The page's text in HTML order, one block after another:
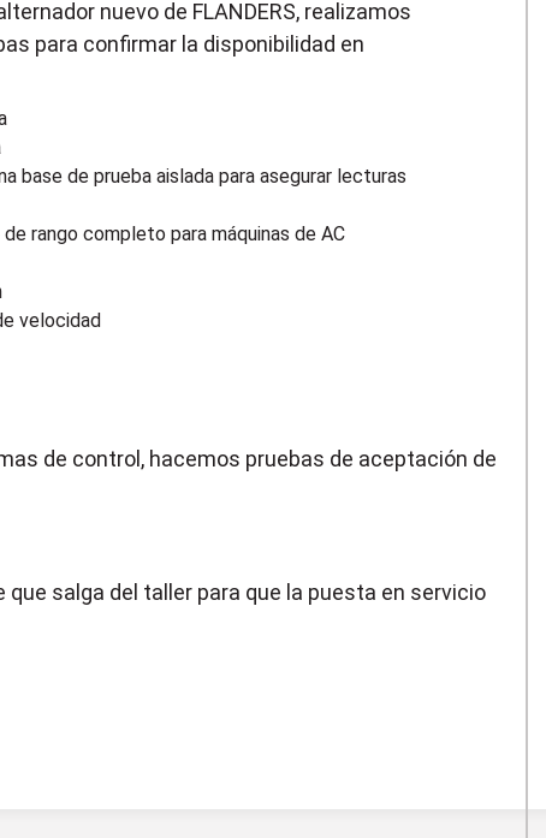
nuevo de FLANDERS, realizamos
para confirmar la disponibilidad en
base de prueba aislada para asegurar lecturas
rango completo para máquinas de AC
velocidad
de control, hacemos pruebas de aceptación de
salga del taller para que la puesta en servicio